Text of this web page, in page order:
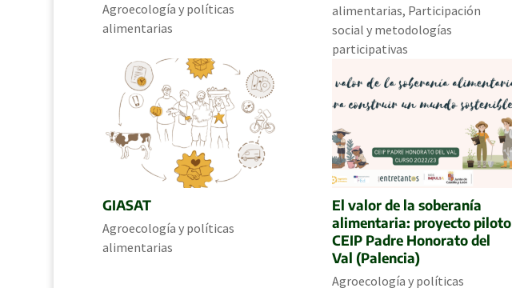
Agroecología y políticas
alimentarias
alimentarias, Participación
social y metodologías
participativas
GIASAT
Agroecología y políticas
alimentarias
El valor de la soberanía
alimentaria: proyecto piloto
CEIP Padre Honorato del
Val (Palencia)
Agroecología y políticas